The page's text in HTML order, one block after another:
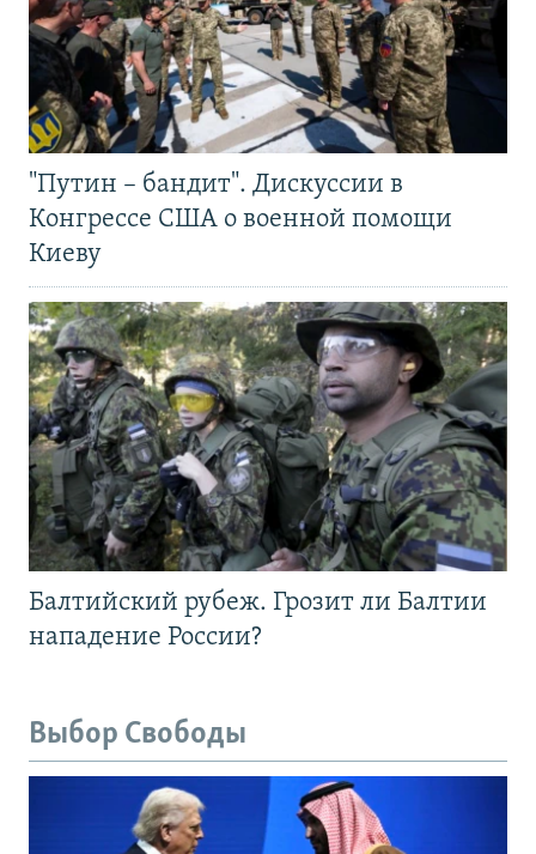
"Путин – бандит". Дискуссии в
Конгрессе США о военной помощи
Киеву
Балтийский рубеж. Грозит ли Балтии
нападение России?
Выбор Свободы